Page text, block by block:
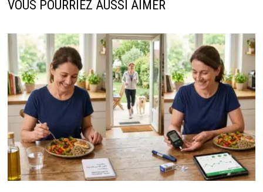
VOUS POURRIEZ AUSSI AIMER